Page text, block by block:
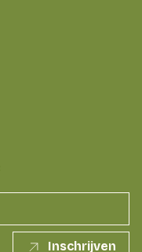
Inschrijven